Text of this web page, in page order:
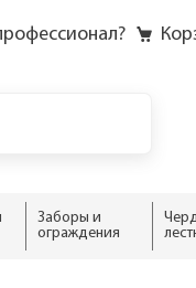
Заборы и
ограждения